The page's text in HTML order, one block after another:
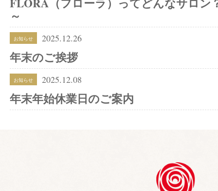
～
お知らせ 2025.12.26
年末のご挨拶
お知らせ 2025.12.08
年末年始休業日のご案内